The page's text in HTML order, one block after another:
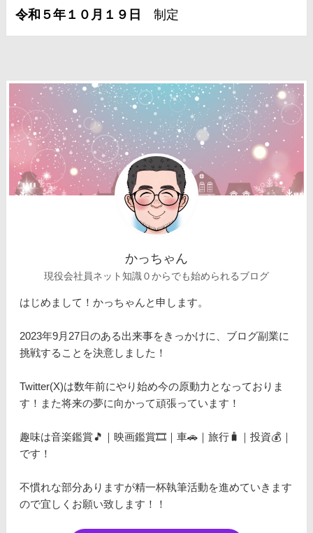
令和５年１０月１９日 制定
かっちゃん
現役会社員ネット知識０からでも始められるブログ
はじめまして！かっちゃんと申します。
2023年9月27日のある出来事をきっかけに、ブログ副業に
挑戦することを決意しました！
Twitter(X)は数年前にやり始め今の原動力となっておりま
す！また将来の夢に向かって頑張っています！
趣味は音楽鑑賞🎵｜映画鑑賞🎞️｜車🚗｜旅行🧳｜投資💰｜
です！
不慣れな部分ありますが精一杯執筆活動を進めていきます
ので宜しくお願い致します！！